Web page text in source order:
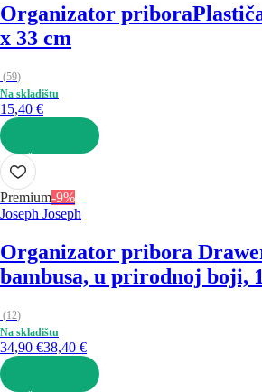
Organizator pribora
x 33 cm
(59)
Na skladištu
15,40 €
U KOŠARICU
Premium-9%
Joseph Joseph
Organizator pribora
bambusa, u prirodnoj boji,
(12)
Na skladištu
34,90 €38,40 €